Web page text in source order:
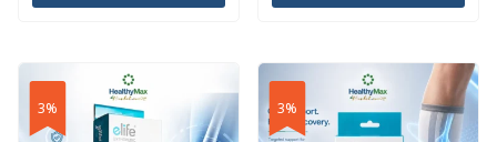
product
has
multiple
3% 3%